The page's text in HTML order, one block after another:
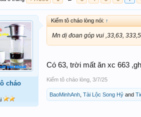
cháo
Kiếm tô cháo lòng nói: ↑
Mn dị đoan góp vui ,33,63,
Có 63, trời mất ăn xc 663
Kiếm tô cháo lòng 3/7/25
BaoMinhAnh Tài Lộc Song Hỷ and